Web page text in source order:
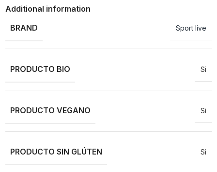
Additional information
BRAND
Sport live
PRODUCTO BIO Si
PRODUCTO VEGANO Si
PRODUCTO SIN GLÚTEN Si